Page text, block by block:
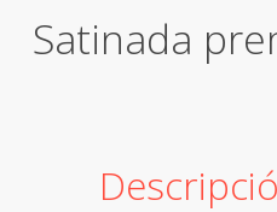
Satinada